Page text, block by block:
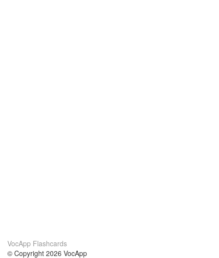
VocApp Flashcards
© Copyright 2026 VocApp